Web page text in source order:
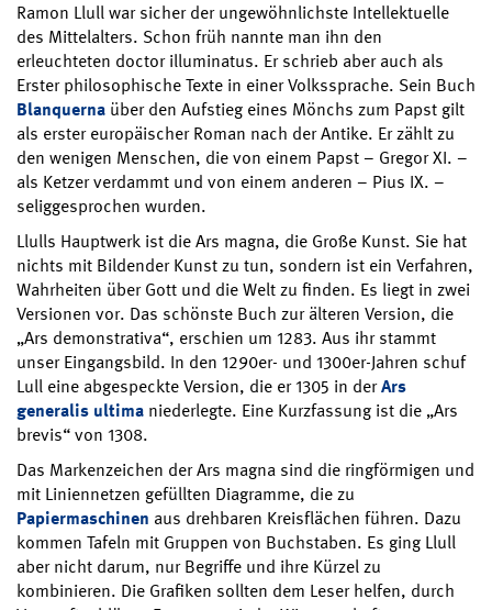
Ramon Llull war sicher der ungewöhnlichste Intellektuelle
des Mittelalters. Schon früh nannte man ihn den
erleuchteten doctor illuminatus. Er schrieb aber auch als
Erster philosophische Texte in einer Volkssprache. Sein Buch
Blanquerna über den Aufstieg eines Mönchs zum Papst gilt
als erster europäischer Roman nach der Antike. Er zählt zu
den wenigen Menschen, die von einem Papst – Gregor XI. –
als Ketzer verdammt und von einem anderen – Pius IX. –
seliggesprochen wurden.
Llulls Hauptwerk ist die Ars magna, die Große Kunst. Sie hat
nichts mit Bildender Kunst zu tun, sondern ist ein Verfahren,
Wahrheiten über Gott und die Welt zu finden. Es liegt in zwei
Versionen vor. Das schönste Buch zur älteren Version, die
„Ars demonstrativa“, erschien um 1283. Aus ihr stammt
unser Eingangsbild. In den 1290er- und 1300er-Jahren schuf
Lull eine abgespeckte Version, die er 1305 in derArs
generalis ultima niederlegte. Eine Kurzfassung ist die „Ars
brevis“ von 1308.
Das Markenzeichen der Ars magna sind die ringförmigen und
mit Liniennetzen gefüllten Diagramme, die zu
Papiermaschinen aus drehbaren Kreisflächen führen. Dazu
kommen Tafeln mit Gruppen von Buchstaben. Es ging Llull
aber nicht darum, nur Begriffe und ihre Kürzel zu
kombinieren. Die Grafiken sollten dem Leser helfen, durch